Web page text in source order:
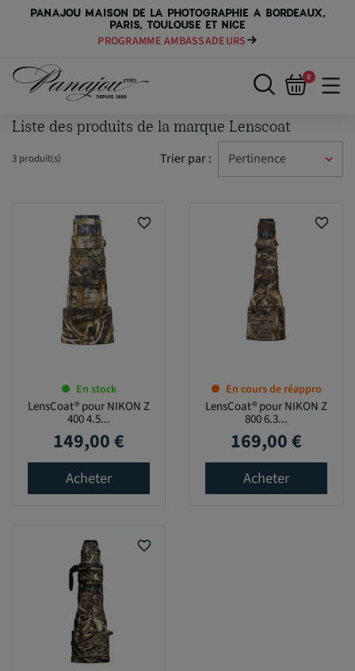
PANAJOU MAISON DE LA PHOTOGRAPHIE A BORDEAUX,
PARIS, TOULOUSE ET NICE
PROGRAMME AMBASSADEURS
0
Liste des produits de la marque Lenscoat
3 produit(s) Trier par :
favorite_border
En stock
LensCoat® pour NIKON Z
400 4.5...
Prix
149,00 €
Acheter
favorite_border
En cours de réappro
LensCoat® pour NIKON Z
800 6.3...
Prix
169,00 €
Acheter
favorite_border